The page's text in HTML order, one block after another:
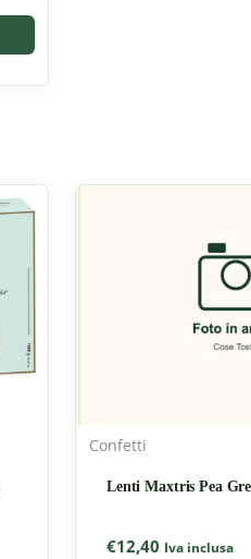
Confetti
Lenti Maxtris Pea
€12,40 Iva inclusa